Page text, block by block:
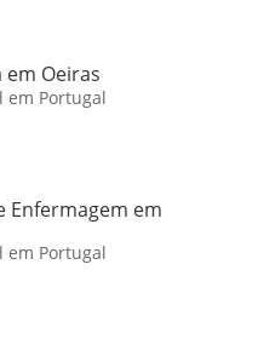
em Oeiras
em Portugal
Enfermagem em
em Portugal